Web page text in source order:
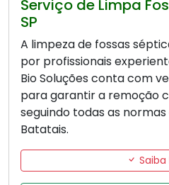
Serviço de Limpa
SP
A limpeza de fossas
por profissionais
Bio Soluções conta com
para garantir a remoção
seguindo todas as
Batatais.
Saiba